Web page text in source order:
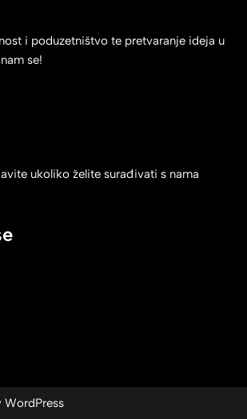
i poduzetništvo te pretvaranje ideja u
se!
ukoliko želite surađivati s nama
WordPress